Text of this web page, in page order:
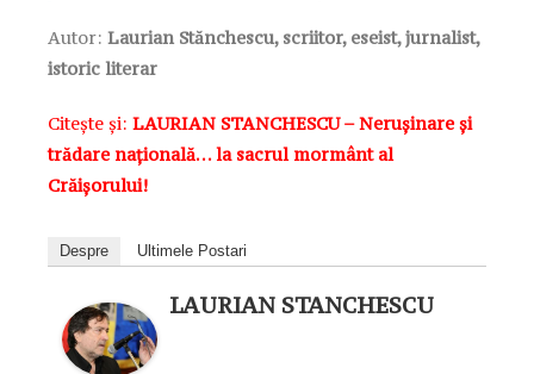
Autor: Laurian Stănchescu, scriitor, eseist, jurnalist,
istoric literar
Citește și: LAURIAN STANCHESCU – Nerușinare și
trădare națională… la sacrul mormânt al
Crăișorului!
Despre Ultimele Postari
LAURIAN STANCHESCU